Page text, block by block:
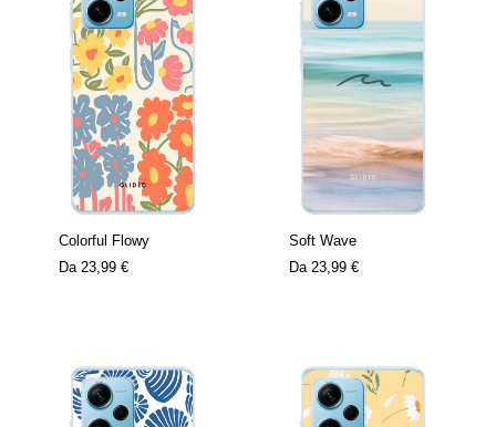
Colorful Flowy
Da 23,99 €
Soft Wave
Da 23,99 €